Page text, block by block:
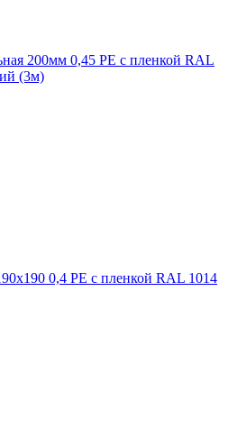
200мм 0,45 PE с пленкой RAL
(3м)
0,4 PE с пленкой RAL 1014